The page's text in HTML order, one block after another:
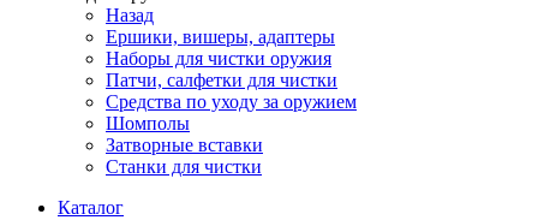
Назад
Ершики, вишеры, адаптеры
Наборы для чистки оружия
Патчи, салфетки для чистки
Средства по уходу за оружием
Шомполы
Затворные вставки
Станки для чистки
Каталог